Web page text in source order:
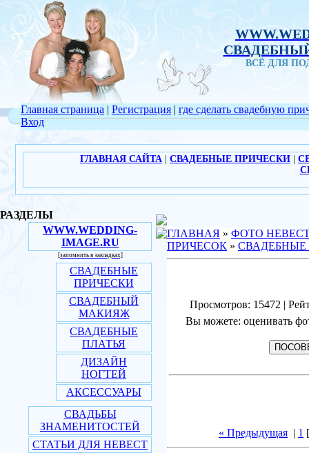
ВСЁ ДЛЯ
Главная страница | Регистрация |
Вход
где сделать свадебную
ГЛАВНАЯ САЙТА СВАДЕБНЫЕ ПРИЧЕСКИ
РАЗДЕЛЫ
WWW.WEDDING-
IMAGE.RU
[запомнить в закладках]
СВАДЕБНЫЕ
ПРИЧЕСКИ
СВАДЕБНЫЙ
МАКИЯЖ
СВАДЕБНЫЕ
ПЛАТЬЯ
ДИЗАЙН
НОГТЕЙ
АКСЕССУАРЫ
СВАДЬБЫ
ЗНАМЕНИТОСТЕЙ
СТАТЬИ ДЛЯ НЕВЕСТ
ГЛАВНАЯ » ФОТО
ПРИЧЕСОК »
Просмотров: 15472 |
Вы можете: оценивать
« Предыдущая | 1 [